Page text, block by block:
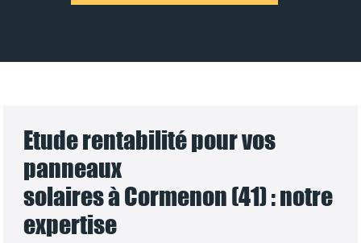
Etude rentabilité pour vos
panneaux
solaires à Cormenon (41) : notre
expertise